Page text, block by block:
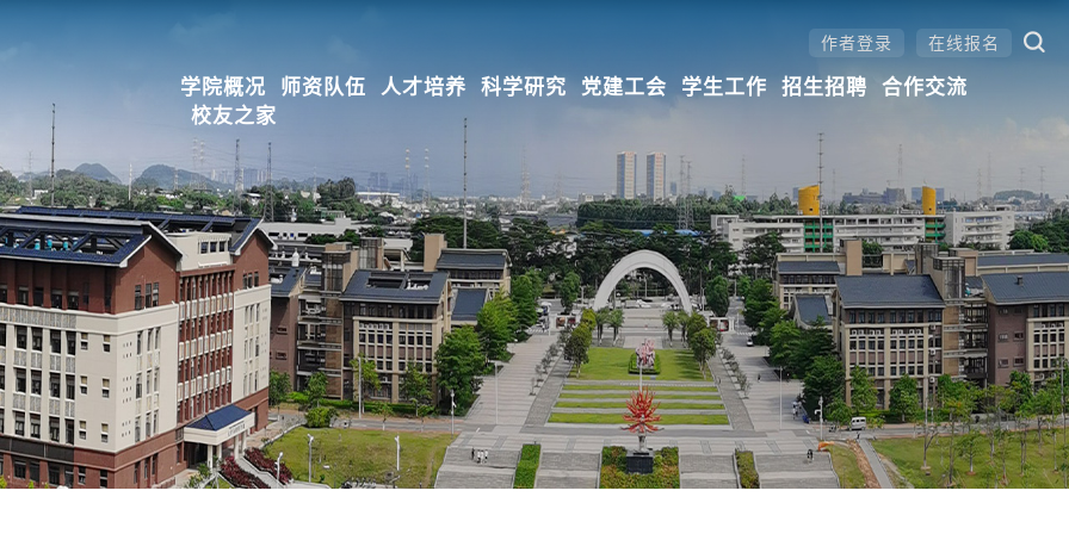
作者登录 在线报名
学院概况 师资队伍 人才培养 科学研究 党建工会 学生工作 招生招聘
合作交流
校友之家